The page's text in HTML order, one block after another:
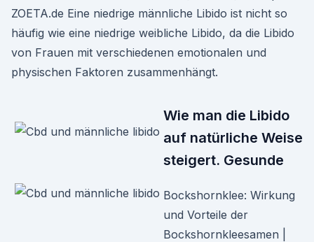
ZOETA.de Eine niedrige männliche Libido ist nicht so
häufig wie eine niedrige weibliche Libido, da die Libido
von Frauen mit verschiedenen emotionalen und
physischen Faktoren zusammenhängt.
Wie man die Libido
auf natürliche Weise
steigert. Gesunde
Bockshornklee: Wirkung
und Vorteile der
Bockshornkleesamen |